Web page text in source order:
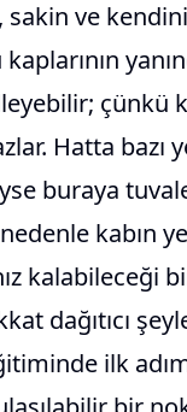
ve
kaplarının
Hatta bazı
buraya
kabın
kalabileceği
dağıtıcı
ilk